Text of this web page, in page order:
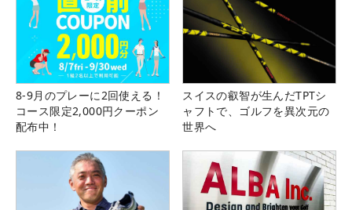
8-9月のプレーに2回使える！
コース限定2,000円クーポン
配布中！
スイスの叡智が生んだTPTシ
ャフトで、ゴルフを異次元の
世界へ